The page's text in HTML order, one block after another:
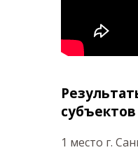
1 место г.